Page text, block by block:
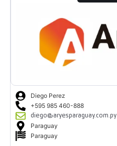
Diego Perez
+595 985 460-888
diego@aryesparaguay.com.py
Paraguay
Paraguay